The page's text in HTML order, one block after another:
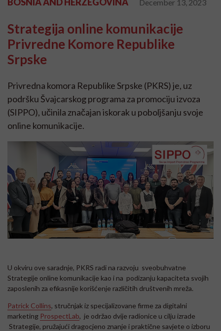
December 13, 2023
Strategija online komunikacije
Privredne Komore Republike
Srpske
Privredna komora Republike Srpske (PKRS) je, uz
podršku Švajcarskog programa za promociju izvoza
(SIPPO), učinila značajan iskorak u poboljšanju svoje
online komunikacije.
U okviru ove saradnje, PKRS radi na razvoju sveobuhvatne
Strategije online komunikacije kao i na podizanju kapaciteta svojih
zaposlenih za efikasnije korišćenje različitih društvenih mreža.
Patrick Collins, stručnjak iz specijalizovane firme za digitalni
marketing ProspectLab, je održao dvije radionice u cilju izrade
Strategije, pružajući dragocjeno znanje i praktične savjete o izboru